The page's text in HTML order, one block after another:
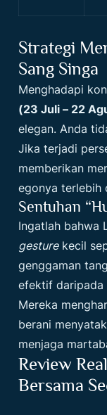
Strategi
Sang Singa
Menghadapi
(23 Juli – 22
elegan. Anda
Jika terjadi
memberikan
egonya terlebih
Sentuhan
Ingatlah bahwa
gesturekecil
genggaman
efektif daripada
Mereka
berani
menjaga
Review
Bersama